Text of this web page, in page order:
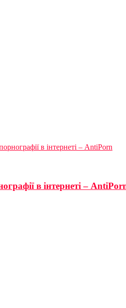
в інтернеті – AntiPorn
в інтернеті –